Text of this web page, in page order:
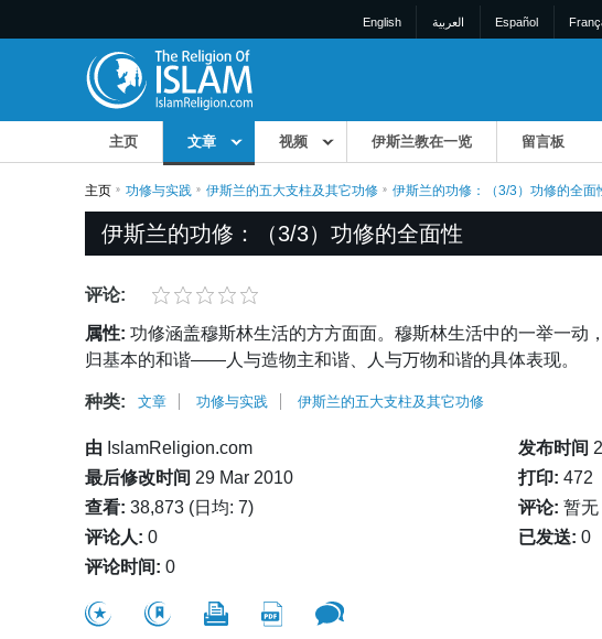
English العربية Español
主页 文章 视频 伊斯兰教在一览 留言板
主页 功修与实践 伊斯兰的五大支柱及其它功修 伊斯兰的功修：（3/3）功修的全面
伊斯兰的功修：（3/3）功修的全面性
评论:
属性: 功修涵盖穆斯林生活的方方面面。穆斯林生活中的一举一动
归基本的和谐——人与造物主和谐、人与万物和谐的具体表现。
种类: 文章 功修与实践 伊斯兰的五大支柱及其它功修
由 IslamReligion.com 发布时间
最后修改时间 29 Mar 2010 打印: 472
查看: 38,873 (日均: 7) 评论: 暂无
评论人: 0 已发送: 0
评论时间: 0